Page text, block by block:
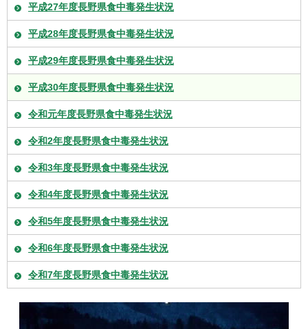
平成27年度長野県食中毒発生状況
平成28年度長野県食中毒発生状況
平成29年度長野県食中毒発生状況
平成30年度長野県食中毒発生状況
令和元年度長野県食中毒発生状況
令和2年度長野県食中毒発生状況
令和3年度長野県食中毒発生状況
令和4年度長野県食中毒発生状況
令和5年度長野県食中毒発生状況
令和6年度長野県食中毒発生状況
令和7年度長野県食中毒発生状況